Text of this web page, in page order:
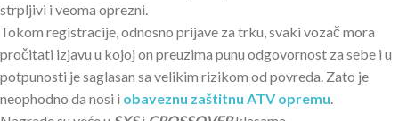
strpljivi i veoma oprezni.
Tokom registracije, odnosno prijave za trku, svaki vozač mora
pročitati izjavu u kojoj on preuzima punu odgovornost za sebe i u
potpunosti je saglasan sa velikim rizikom od povreda. Zato je
neophodno da nosi i obaveznu zaštitnu ATV opremu.